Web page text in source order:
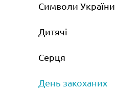
Символи України
Дитячі
Серця
День закоханих